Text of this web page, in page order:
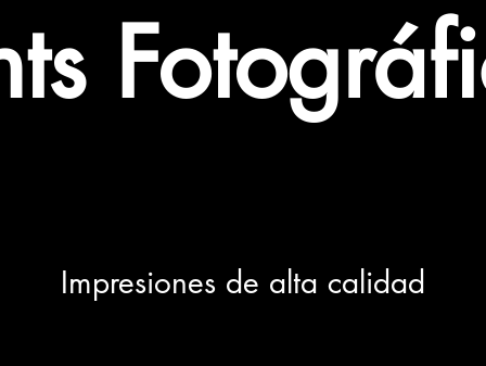
Impresiones de alta calidad